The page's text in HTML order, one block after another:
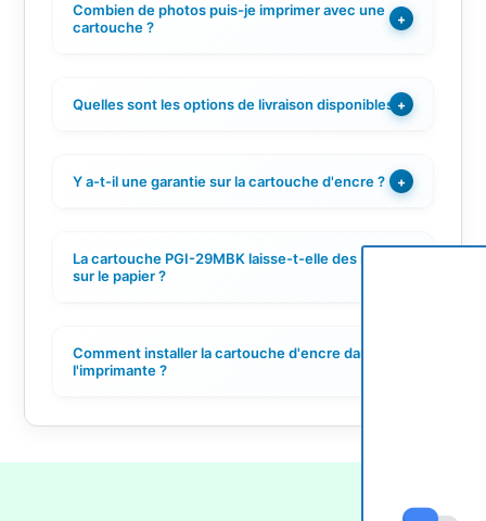
Combien de photos puis-je imprimer avec une
cartouche ?
+
Quelles sont les options de livraison disponibles ?
+
Y a-t-il une garantie sur la cartouche d'encre ? +
La cartouche PGI-29MBK laisse-t-elle des résidus
sur le papier ?
Comment installer la cartouche d'encre dans
l'imprimante ?